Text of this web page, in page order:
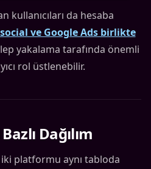
kullanıcıları da hesaba
ve Google Ads birlikte
yakalama tarafında önemli
rol üstlenebilir.
Dağılım
platformu aynı tabloda